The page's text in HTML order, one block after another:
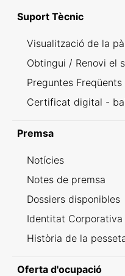
Suport Tècnic
Visualització de la
Obtingui / Renovi el
Preguntes
Certificat digital -
Premsa
Notícies
Notes de premsa
Dossiers disponibles
Identitat Corporativa
Història de la
Oferta d'ocupació